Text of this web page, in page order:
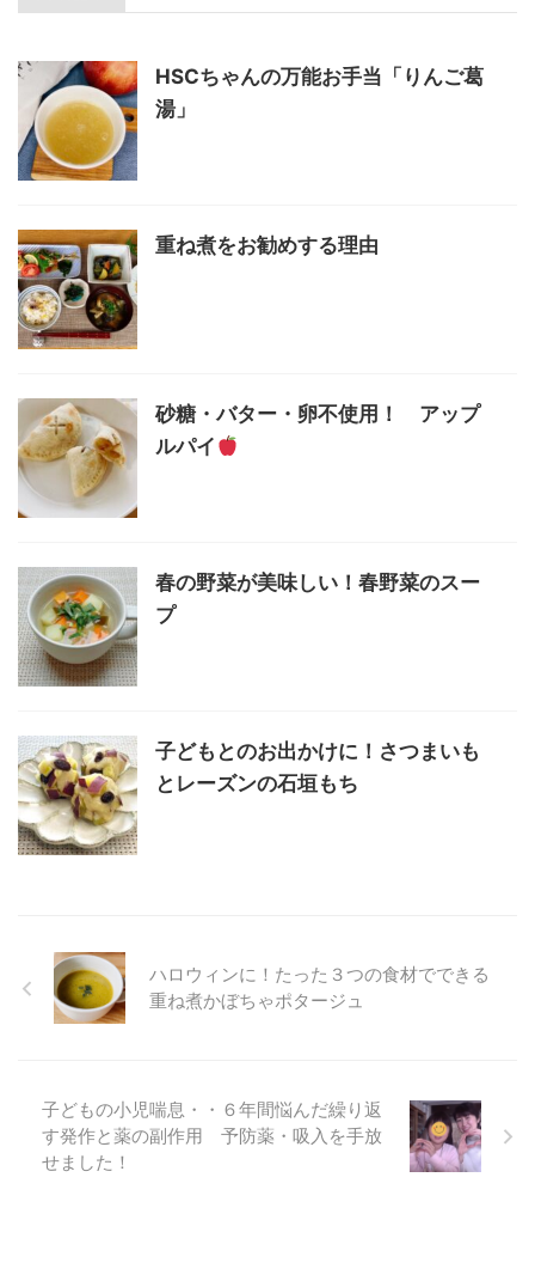
HSCちゃんの万能お手当「りんご葛
湯」
重ね煮をお勧めする理由
砂糖・バター・卵不使用！ アップ
ルパイ
春の野菜が美味しい！春野菜のスー
プ
子どもとのお出かけに！さつまいも
とレーズンの石垣もち
ハロウィンに！たった３つの食材でできる
重ね煮かぼちゃポタージュ
子どもの小児喘息・・６年間悩んだ繰り返
す発作と薬の副作用 予防薬・吸入を手放
せました！